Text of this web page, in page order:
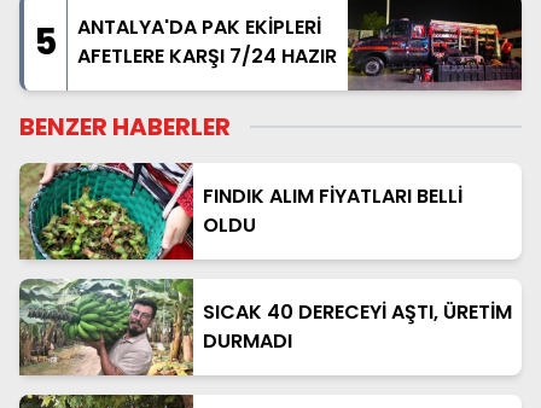
5
ANTALYA'DA PAK EKİPLERİ
AFETLERE KARŞI 7/24 HAZIR
BENZER HABERLER
FINDIK ALIM FİYATLARI BELLİ
OLDU
SICAK 40 DERECEYİ AŞTI, ÜRETİM
DURMADI